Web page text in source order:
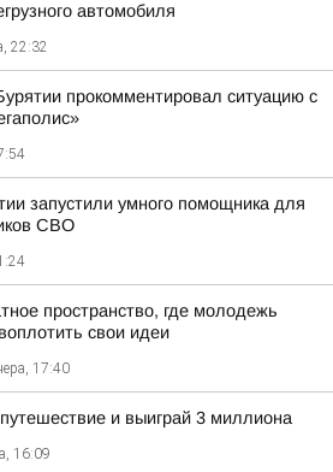
автомобиля
22:32
прокомментировал ситуацию с
запустили умного помощника для
СВО
пространство, где молодежь
свои идеи
17:40
и выиграй 3 миллиона
16:09